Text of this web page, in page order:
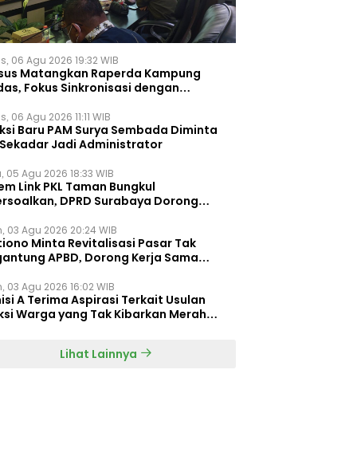
06 Agu 2026 19:32 WIB
Matangkan Raperda Kampung
Fokus Sinkronisasi dengan
06 Agu 2026 11:11 WIB
Baru PAM Surya Sembada Diminta
Jadi Administrator
05 Agu 2026 18:33 WIB
Link PKL Taman Bungkul
DPRD Surabaya Dorong
03 Agu 2026 20:24 WIB
Minta Revitalisasi Pasar Tak
APBD, Dorong Kerja Sama
03 Agu 2026 16:02 WIB
A Terima Aspirasi Terkait Usulan
Warga yang Tak Kibarkan Merah
Lihat Lainnya